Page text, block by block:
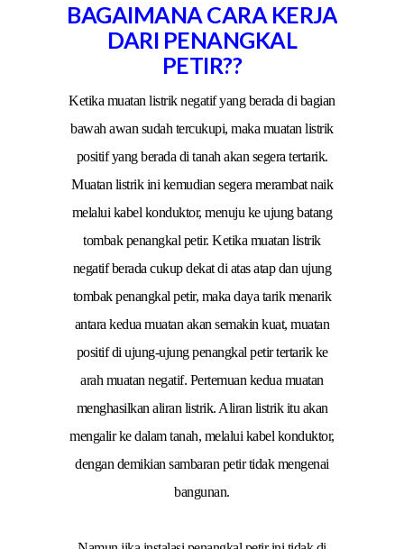
BAGAIMANA CARA KERJA
DARI PENANGKAL
PETIR??
Ketika muatan listrik negatif yang berada di bagian
bawah awan sudah tercukupi, maka muatan listrik
positif yang berada di tanah akan segera tertarik.
Muatan listrik ini kemudian segera merambat naik
melalui kabel konduktor, menuju ke ujung batang
tombak penangkal petir. Ketika muatan listrik
negatif berada cukup dekat di atas atap dan ujung
tombak penangkal petir, maka daya tarik menarik
antara kedua muatan akan semakin kuat, muatan
positif di ujung-ujung penangkal petir tertarik ke
arah muatan negatif. Pertemuan kedua muatan
menghasilkan aliran listrik. Aliran listrik itu akan
mengalir ke dalam tanah, melalui kabel konduktor,
dengan demikian sambaran petir tidak mengenai
bangunan.